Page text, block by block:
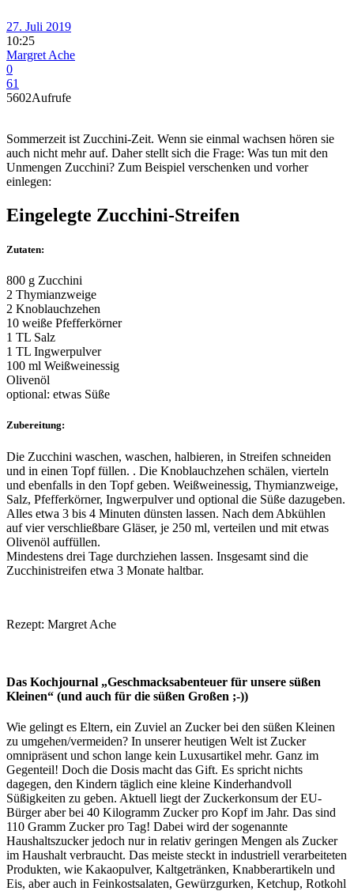
27. Juli 2019
10:25
Margret Ache
0
61
5602Aufrufe
Sommerzeit ist Zucchini-Zeit. Wenn sie einmal wachsen hören sie
auch nicht mehr auf. Daher stellt sich die Frage: Was tun mit den
Unmengen Zucchini? Zum Beispiel verschenken und vorher
einlegen:
Eingelegte Zucchini-Streifen
Zutaten:
800 g Zucchini
2 Thymianzweige
2 Knoblauchzehen
10 weiße Pfefferkörner
1 TL Salz
1 TL Ingwerpulver
100 ml Weißweinessig
Olivenöl
optional: etwas Süße
Zubereitung:
Die Zucchini waschen, waschen, halbieren, in Streifen schneiden
und in einen Topf füllen. . Die Knoblauchzehen schälen, vierteln
und ebenfalls in den Topf geben. Weißweinessig, Thymianzweige,
Salz, Pfefferkörner, Ingwerpulver und optional die Süße dazugeben.
Alles etwa 3 bis 4 Minuten dünsten lassen. Nach dem Abkühlen
auf vier verschließbare Gläser, je 250 ml, verteilen und mit etwas
Olivenöl auffüllen.
Mindestens drei Tage durchziehen lassen. Insgesamt sind die
Zucchinistreifen etwa 3 Monate haltbar.
Rezept: Margret Ache
Das Kochjournal „Geschmacksabenteuer für unsere süßen
Kleinen“ (und auch für die süßen Großen ;-))
Wie gelingt es Eltern, ein Zuviel an Zucker bei den süßen Kleinen
zu umgehen/vermeiden? In unserer heutigen Welt ist Zucker
omnipräsent und schon lange kein Luxusartikel mehr. Ganz im
Gegenteil! Doch die Dosis macht das Gift. Es spricht nichts
dagegen, den Kindern täglich eine kleine Kinderhandvoll
Süßigkeiten zu geben. Aktuell liegt der Zuckerkonsum der EU-
Bürger aber bei 40 Kilogramm Zucker pro Kopf im Jahr. Das sind
110 Gramm Zucker pro Tag! Dabei wird der sogenannte
Haushaltszucker jedoch nur in relativ geringen Mengen als Zucker
im Haushalt verbraucht. Das meiste steckt in industriell verarbeiteten
Produkten, wie Kakaopulver, Kaltgetränken, Knabberartikeln und
Eis, aber auch in Feinkostsalaten, Gewürzgurken, Ketchup, Rotkohl